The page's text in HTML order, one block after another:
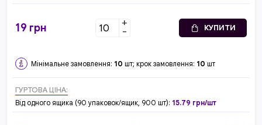
19 грн +
- КУПИТИ
Мінімальне замовлення: 10 шт; крок замовлення: 10 шт
ГУРТОВА ЦІНА:
Від одного ящика (90 упаковок/ящик, 900 шт): 15.79 грн/шт